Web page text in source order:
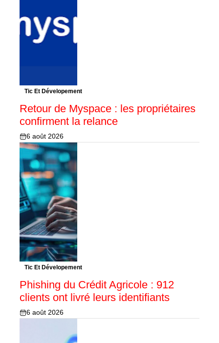
Tic Et Dévelopement
Retour de Myspace : les propriétaires
confirment la relance
6 août 2026
Tic Et Dévelopement
Phishing du Crédit Agricole : 912
clients ont livré leurs identifiants
6 août 2026